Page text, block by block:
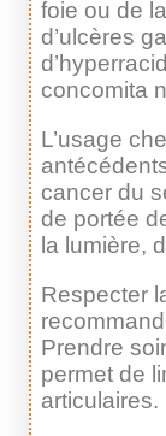
foie ou de
d’ulcères
concomita
L’usage
cancer du
de portée
la lumière,
Respecter
Prendre
permet de
articulaires.